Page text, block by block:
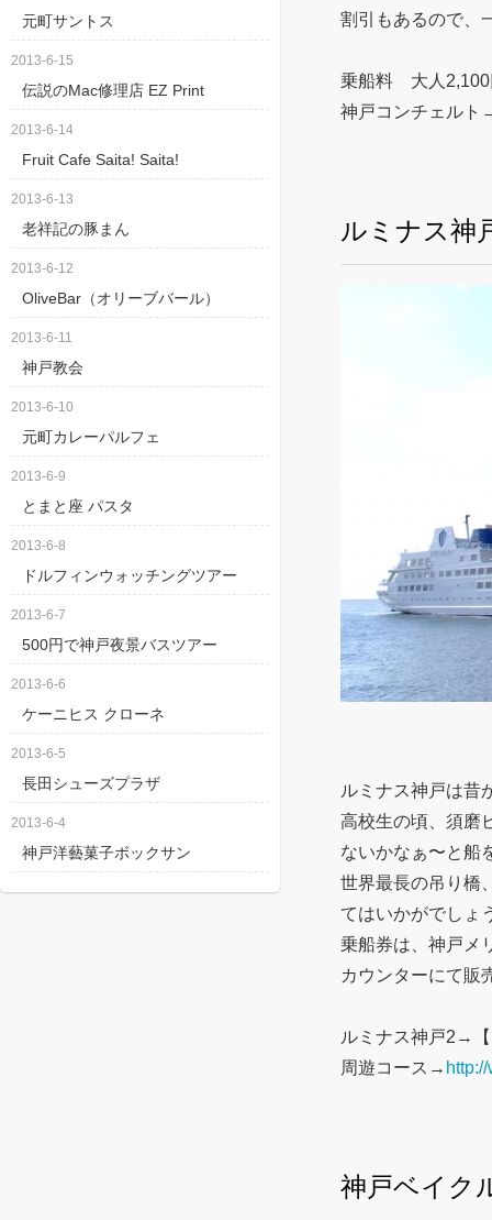
割引もあるので、
乗船料 大人2,100
神戸コンチェルト
ルミナス神
ルミナス神戸は昔
高校生の頃、須磨
ないかなぁ〜と船
世界最長の吊り橋
てはいかがでしょ
乗船券は、神戸メ
カウンターにて販
ルミナス神戸2→【
周遊コース→
神戸ベイク
元町サントス
2013-6-15
伝説のMac修理店 EZ Print
2013-6-14
Fruit Cafe Saita! Saita!
2013-6-13
老祥記の豚まん
2013-6-12
OliveBar（オリーブバール）
2013-6-11
神戸教会
2013-6-10
元町カレーパルフェ
2013-6-9
とまと座 パスタ
2013-6-8
ドルフィンウォッチングツアー
2013-6-7
500円で神戸夜景バスツアー
2013-6-6
ケーニヒス クローネ
2013-6-5
長田シューズプラザ
2013-6-4
神戸洋藝菓子ボックサン